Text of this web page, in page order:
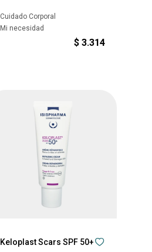
Cuidado Corporal
Mi necesidad
$ 3.314
Keloplast Scars SPF 50+